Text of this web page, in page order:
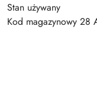
Stan używany
Kod magazynowy 28